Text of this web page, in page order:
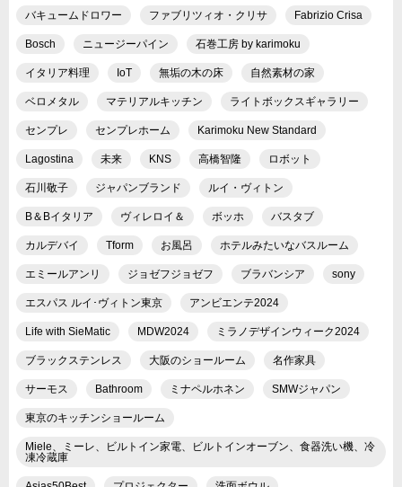
バキュームドロワー ファブリツィオ・クリサ Fabrizio Crisa
Bosch ニュージーパイン 石巻工房 by karimoku
イタリア料理 IoT 無垢の木の床 自然素材の家
ベロメタル マテリアルキッチン ライトボックスギャラリー
センプレ センプレホーム Karimoku New Standard
Lagostina 未来 KNS 高橋智隆 ロボット
石川敬子 ジャパンブランド ルイ・ヴィトン
B＆Bイタリア ヴィレロイ＆ ボッホ バスタブ
カルデバイ Tform お風呂 ホテルみたいなバスルーム
エミールアンリ ジョゼフジョゼフ ブラバンシア sony
エスパス ルイ･ヴィトン東京 アンビエンテ2024
Life with SieMatic MDW2024 ミラノデザインウィーク2024
ブラックステンレス 大阪のショールーム 名作家具
サーモス Bathroom ミナペルホネン SMWジャパン
東京のキッチンショールーム
Miele、ミーレ、ビルトイン家電、ビルトインオーブン、食器洗い機、冷
凍冷蔵庫